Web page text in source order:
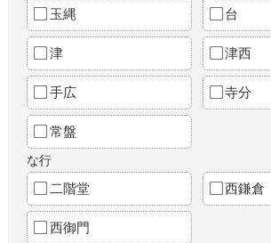
玉縄 台
津 津西
手広 寺分
常盤
な行
二階堂 西鎌倉
西御門